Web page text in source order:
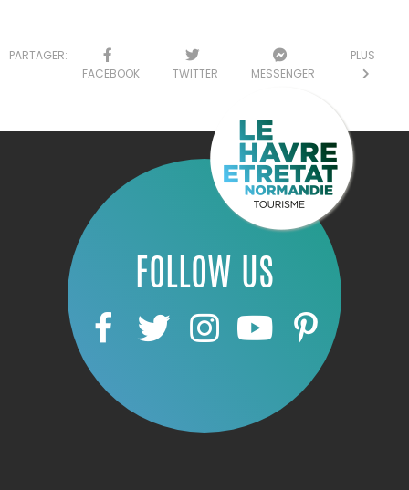
PARTAGER:
FACEBOOK
TWITTER MESSENGER
PLUS
FOLLOW US